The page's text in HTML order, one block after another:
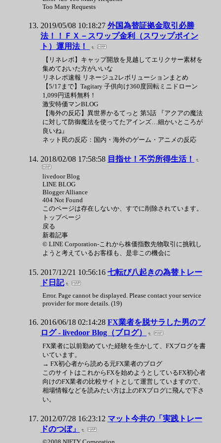
Too Many Requests
2019/05/08 10:18:27 外国為替証拠金取引必勝
法！！ＦＸ－スワップ金利（スワップポイン
ト）運用法！
【リネレボ】キャップ開放を見越してエリクサー素材を
集めておいた方がいいな
リネレボ速報 リネージュ2レボリューションまとめ
【5/17まで】Tagitary 子供向け360度回転ミニドローン
1,099円送料無料！
激安特価マンBLOG
【海外の反応】異世界かるてっと 第5話 『アクアの魔法
に対して防御魔法を使ってたアインズ…細かいところが
良いね』
ネット民の反応：国内・海外のゲーム・アニメの反応
2018/02/08 17:58:58 目指せ！不労所得生活！
livedoor Blog
LINE BLOG
Blogger Alliance
404 Not Found
このページは存在しないか、すでに削除されています。
トップページ
戻る
新着記事
© LINE Corporation-これから株価指数先物取引に挑戦し
ようと考えているお客様も、是非この機会に
2017/12/21 10:56:16 七転び八起きの為替トレー
ド日記
Error. Page cannot be displayed. Please contact your service
provider for more details. (19)
2016/06/18 02:14:28 FX業者を脱サラした男のブ
ログ - livedoor Blog（ブログ）
FX業者に以前勤めていた経験を生かして、FXブログを書
いています。
→ FX初心者から読める元FX業者のブログ
このサイトはこれからFXを始めようとしているFX初心者
向けのFX業者の比較サイトとして運営していますので、
相場情報などを読みたい方は上のFXブログに飛んで下さ
い。
2012/07/28 16:23:12 マット今井の「実践トレー
ドのつぼ」